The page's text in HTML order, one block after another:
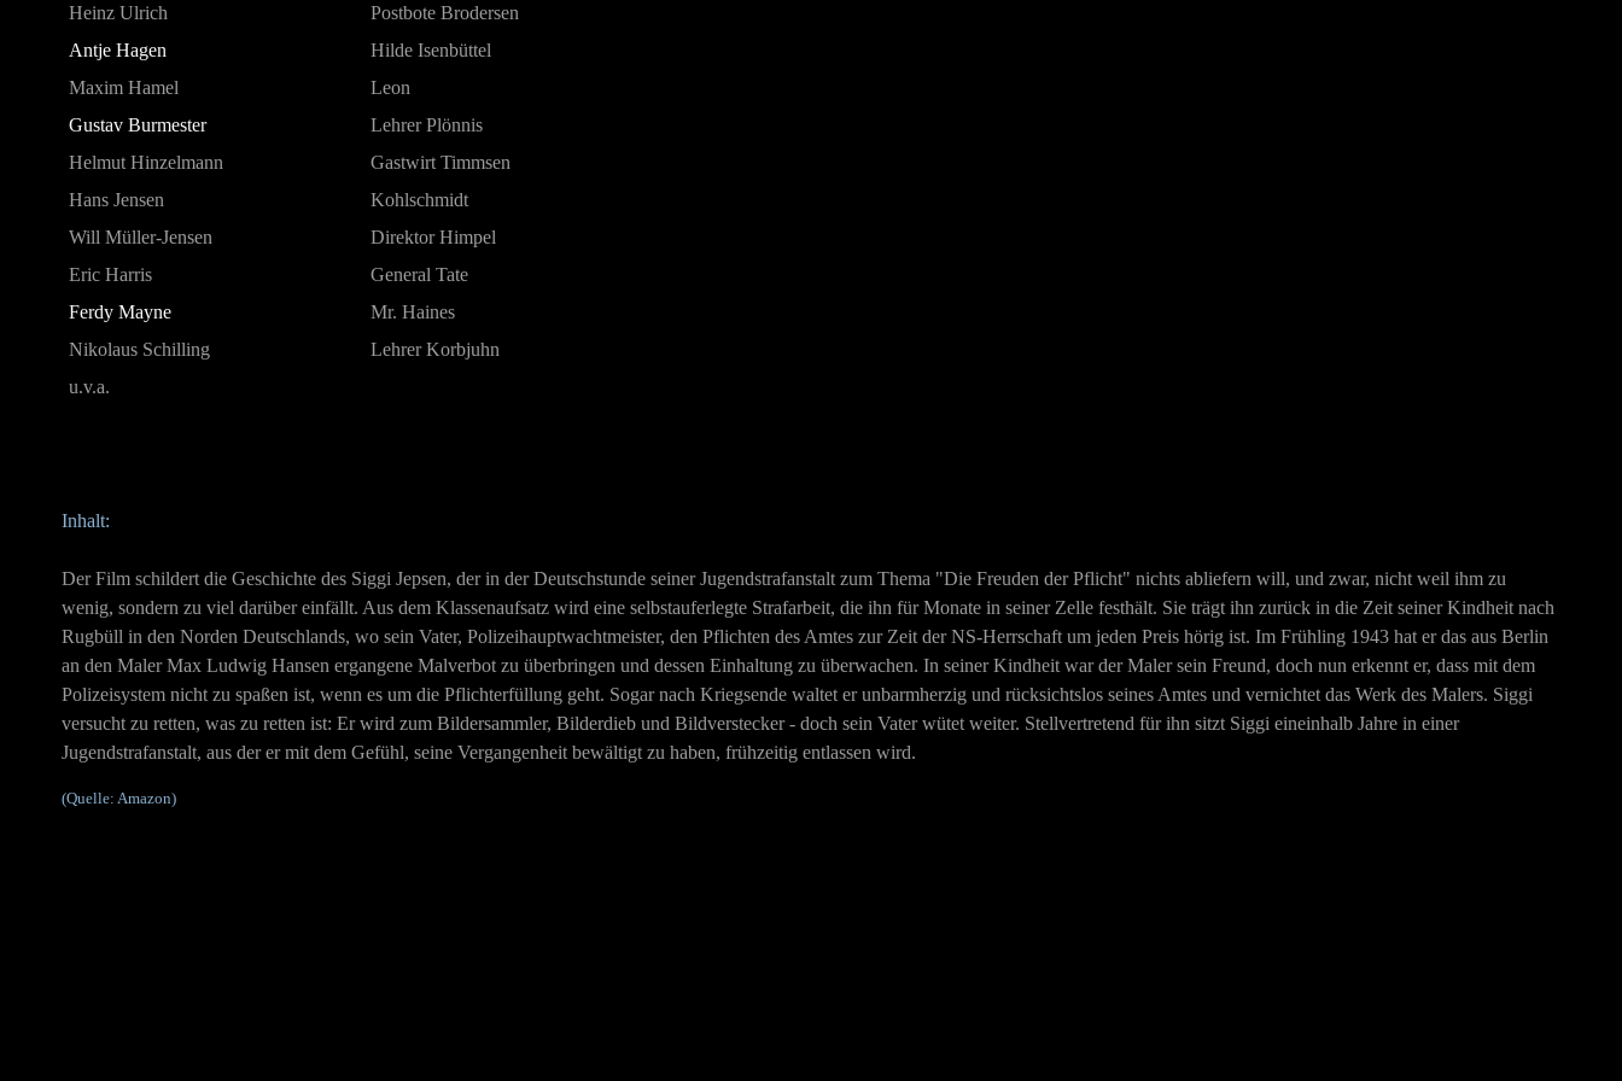
Heinz Ulrich
Postbote Brodersen
Antje Hagen
Hilde Isenbüttel
Maxim Hamel
Leon
Gustav Burmester
Lehrer Plönnis
Helmut Hinzelmann
Gastwirt Timmsen
Hans Jensen
Kohlschmidt
Will Müller-Jensen
Direktor Himpel
Eric Harris
General Tate
Ferdy Mayne
Mr. Haines
Nikolaus Schilling
Lehrer Korbjuhn
u.v.a.
Inhalt:
Der Film schildert die Geschichte des Siggi Jepsen, der in der Deutschstunde seiner Jugendstrafanstalt zum Thema "Die Freuden der Pflicht" nichts abliefern will, und zwar, nicht weil ihm zu
wenig, sondern zu viel darüber einfällt. Aus dem Klassenaufsatz wird eine selbstauferlegte Strafarbeit, die ihn für Monate in seiner Zelle festhält. Sie trägt ihn zurück in die Zeit seiner Kindheit nach
Rugbüll in den Norden Deutschlands, wo sein Vater, Polizeihauptwachtmeister, den Pflichten des Amtes zur Zeit der NS-Herrschaft um jeden Preis hörig ist. Im Frühling 1943 hat er das aus Berlin
an den Maler Max Ludwig Hansen ergangene Malverbot zu überbringen und dessen Einhaltung zu überwachen. In seiner Kindheit war der Maler sein Freund, doch nun erkennt er, dass mit dem
Polizeisystem nicht zu spaßen ist, wenn es um die Pflichterfüllung geht. Sogar nach Kriegsende waltet er unbarmherzig und rücksichtslos seines Amtes und vernichtet das Werk des Malers. Siggi
versucht zu retten, was zu retten ist: Er wird zum Bildersammler, Bilderdieb und Bildverstecker - doch sein Vater wütet weiter. Stellvertretend für ihn sitzt Siggi eineinhalb Jahre in einer
Jugendstrafanstalt, aus der er mit dem Gefühl, seine Vergangenheit bewältigt zu haben, frühzeitig entlassen wird.
(Quelle: Amazon)